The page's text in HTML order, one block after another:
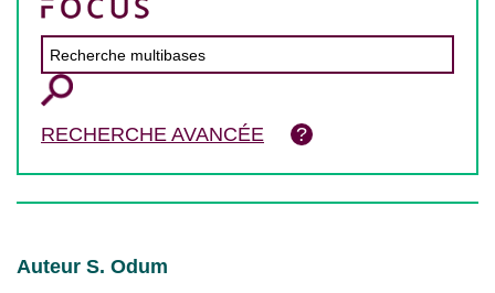
RECHERCHE AVANCÉE
Auteur S. Odum